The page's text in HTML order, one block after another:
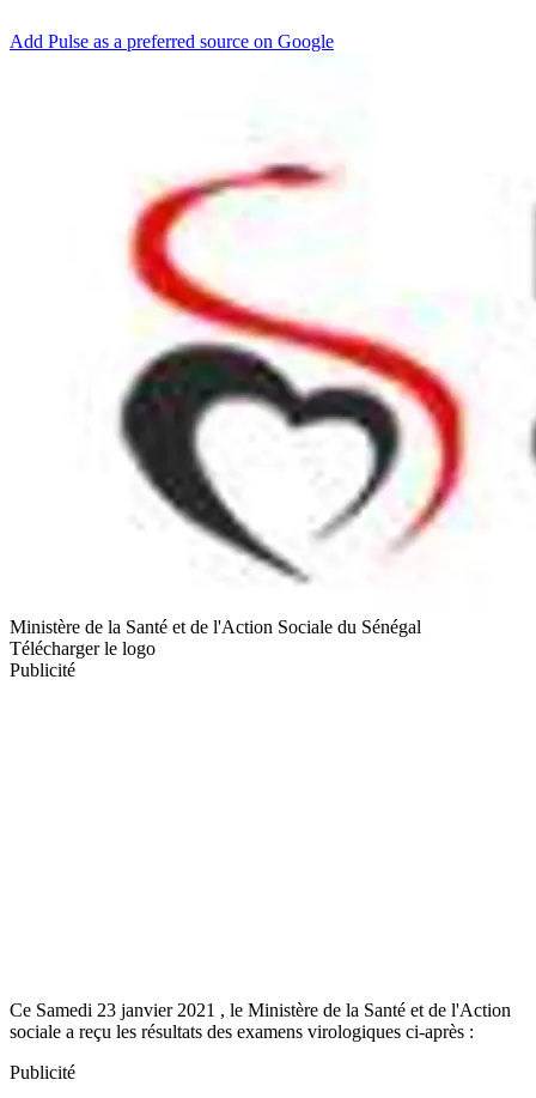
Add Pulse as a preferred source on Google
Ministère de la Santé et de l'Action Sociale du Sénégal
Télécharger le logo
Publicité
Ce Samedi 23 janvier 2021 , le Ministère de la Santé et de l'Action
sociale a reçu les résultats des examens virologiques ci-après :
Publicité